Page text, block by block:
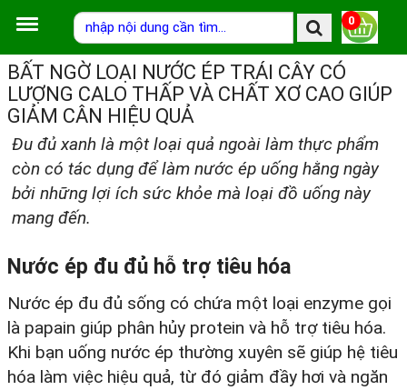
0
BẤT NGỜ LOẠI NƯỚC ÉP TRÁI CÂY CÓ
LƯỢNG CALO THẤP VÀ CHẤT XƠ CAO GIÚP
GIẢM CÂN HIỆU QUẢ
Đu đủ xanh là một loại quả ngoài làm thực phẩm
còn có tác dụng để làm nước ép uống hằng ngày
bởi những lợi ích sức khỏe mà loại đồ uống này
mang đến.
Nước ép đu đủ hỗ trợ tiêu hóa
Nước ép đu đủ sống có chứa một loại enzyme gọi
là papain giúp phân hủy protein và hỗ trợ tiêu hóa.
Khi bạn uống nước ép thường xuyên sẽ giúp hệ tiêu
hóa làm việc hiệu quả, từ đó giảm đầy hơi và ngăn